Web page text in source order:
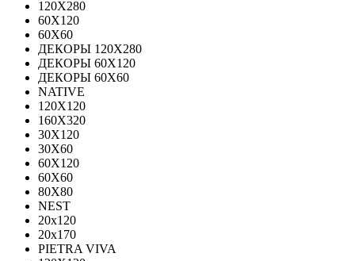
120Х280
60Х120
60Х60
ДЕКОРЫ 120Х280
ДЕКОРЫ 60Х120
ДЕКОРЫ 60Х60
NATIVE
120Х120
160Х320
30X120
30X60
60X120
60X60
80Х80
NEST
20x120
20x170
PIETRA VIVA